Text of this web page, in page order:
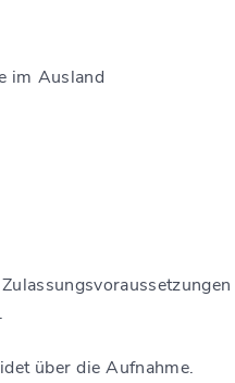
im Ausland
über die Aufnahme.